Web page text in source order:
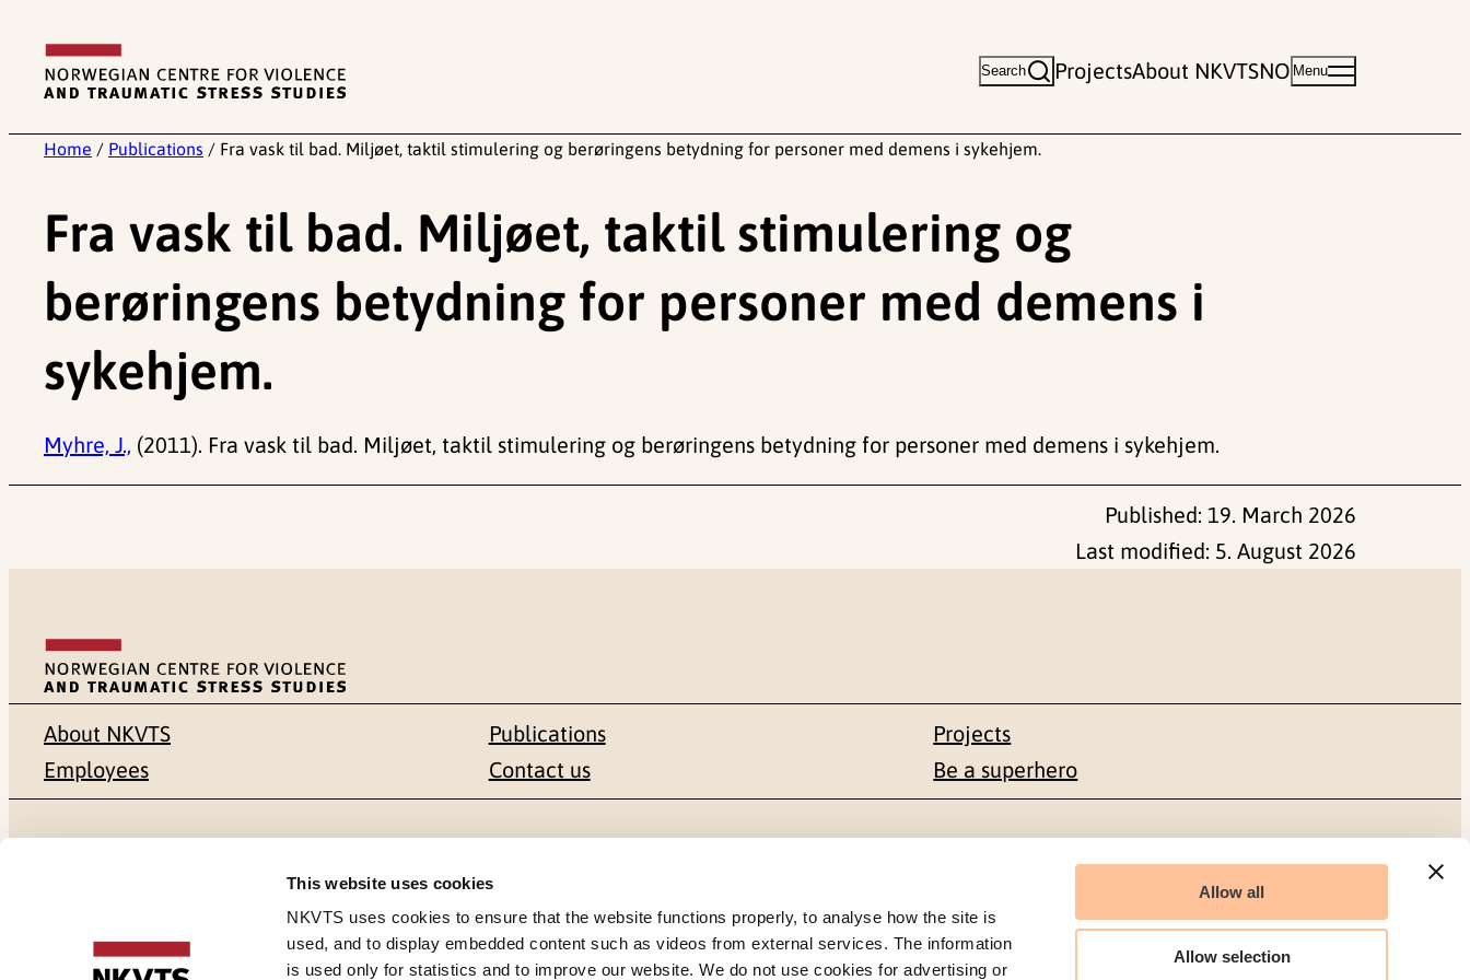
This website uses cookies
NKVTS uses cookies to ensure that the website functions properly, to analyse how the site is
used, and to display embedded content such as videos from external services. The information
is used only for statistics and to improve our website. We do not use cookies for advertising or
Allow all
Allow selection
content
Search ProjectsAbout NKVTSNO Menu
Home / Publications / Fra vask til bad. Miljøet, taktil stimulering og berøringens betydning for personer med demens i sykehjem.
Fra vask til bad. Miljøet, taktil stimulering og
berøringens betydning for personer med demens i
sykehjem.
Myhre, J., (2011). Fra vask til bad. Miljøet, taktil stimulering og berøringens betydning for personer med demens i sykehjem.
Published: 19. March 2026
Last modified: 5. August 2026
About NKVTS
Employees
Publications
Contact us
Projects
Be a superhero
NO-0409 Oslo
Gullhaugveien 1-3
0484 Oslo, NORWAY
+47 22 59 55 00
postmottak@nkvts.no
Facebook